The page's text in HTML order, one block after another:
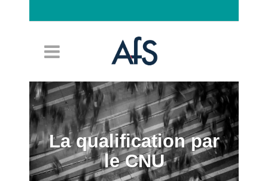
La qualification par
le CNU